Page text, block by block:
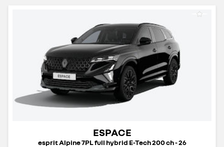
ESPACE
esprit Alpine 7PL full hybrid E-Tech 200 ch - 26